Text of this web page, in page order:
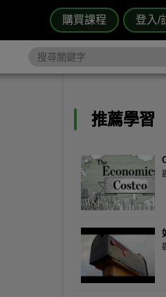
購買課程 登入/
推薦學習